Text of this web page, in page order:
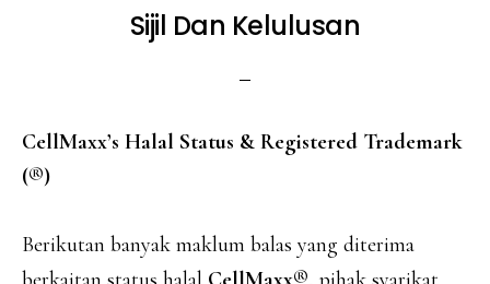
Sijil Dan Kelulusan
CellMaxx’s Halal Status & Registered Trademark
(®)
Berikutan banyak maklum balas yang diterima